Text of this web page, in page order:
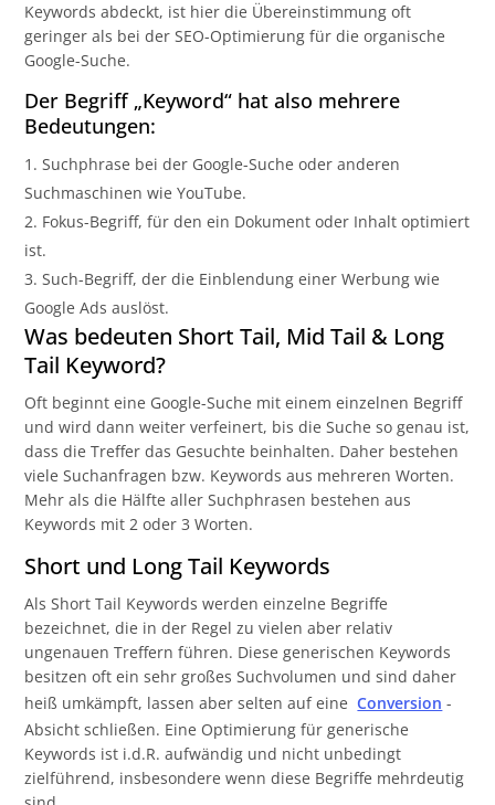
Keywords abdeckt, ist hier die Übereinstimmung oft
geringer als bei der SEO-Optimierung für die organische
Google-Suche.
Der Begriff „Keyword“ hat also mehrere
Bedeutungen:
Suchphrase bei der Google-Suche oder anderen
Suchmaschinen wie YouTube.
Fokus-Begriff, für den ein Dokument oder Inhalt optimiert
ist.
Such-Begriff, der die Einblendung einer Werbung wie
Google Ads auslöst.
Was bedeuten Short Tail, Mid Tail & Long
Tail Keyword?
Oft beginnt eine Google-Suche mit einem einzelnen Begriff
und wird dann weiter verfeinert, bis die Suche so genau ist,
dass die Treffer das Gesuchte beinhalten. Daher bestehen
viele Suchanfragen bzw. Keywords aus mehreren Worten.
Mehr als die Hälfte aller Suchphrasen bestehen aus
Keywords mit 2 oder 3 Worten.
Short und Long Tail Keywords
Als Short Tail Keywords werden einzelne Begriffe
bezeichnet, die in der Regel zu vielen aber relativ
ungenauen Treffern führen. Diese generischen Keywords
besitzen oft ein sehr großes Suchvolumen und sind daher
heiß umkämpft, lassen aber selten auf eine Conversion -
Absicht schließen. Eine Optimierung für generische
Keywords ist i.d.R. aufwändig und nicht unbedingt
zielführend, insbesondere wenn diese Begriffe mehrdeutig